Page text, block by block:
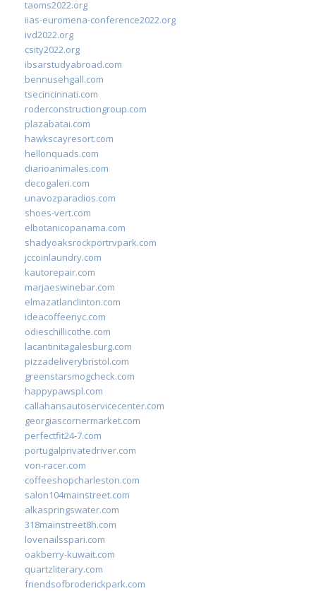
taoms2022.org
iias-euromena-conference2022.org
ivd2022.org
csity2022.org
ibsarstudyabroad.com
bennusehgall.com
tsecincinnati.com
roderconstructiongroup.com
plazabatai.com
hawkscayresort.com
hellonquads.com
diarioanimales.com
decogaleri.com
unavozparadios.com
shoes-vert.com
elbotanicopanama.com
shadyoaksrockportrvpark.com
jccoinlaundry.com
kautorepair.com
marjaeswinebar.com
elmazatlanclinton.com
ideacoffeenyc.com
odieschillicothe.com
lacantinitagalesburg.com
pizzadeliverybristol.com
greenstarsmogcheck.com
happypawspl.com
callahansautoservicecenter.com
georgiascornermarket.com
perfectfit24-7.com
portugalprivatedriver.com
von-racer.com
coffeeshopcharleston.com
salon104mainstreet.com
alkaspringswater.com
318mainstreet8h.com
lovenailsspari.com
oakberry-kuwait.com
quartzliterary.com
friendsofbroderickpark.com